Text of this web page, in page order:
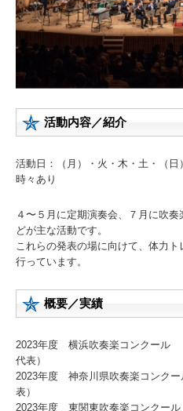
活動内容／紹介
活動日：
（月）・火・木・土・（
時々あり
４〜５月に定期演奏会、７月に吹
どが主な活動です。
これらの発表の場に向けて、体力
行っています。
概要／実績
2023年度 横浜吹奏楽コンクー
代表）
2023年度 神奈川県吹奏楽コンク
表）
2023年度 東関東吹奏楽コンク